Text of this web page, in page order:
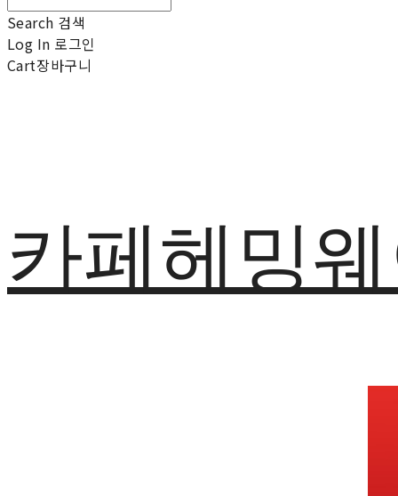
Search 검색
Log In 로그인
Cart장바구니
카페헤밍